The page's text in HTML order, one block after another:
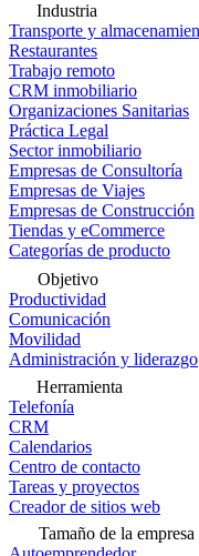
Industria
Transporte y
Restaurantes
Trabajo remoto
CRM inmobiliario
Organizaciones Sanitarias
Práctica Legal
Sector inmobiliario
Empresas de Consultoría
Empresas de Viajes
Empresas de Construcción
Tiendas y eCommerce
Categorías de producto
Objetivo
Productividad
Comunicación
Movilidad
Administración y liderazgo
Herramienta
Telefonía
CRM
Calendarios
Centro de contacto
Tareas y proyectos
Creador de sitios web
Tamaño de la empresa